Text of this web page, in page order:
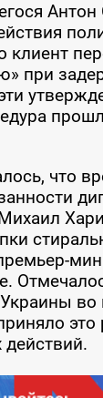
Антон
клиент
при
что
во
это
действий.